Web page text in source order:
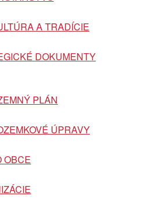
A TRADÍCIE
DOKUMENTY
PLÁN
ÚPRAVY
OBCE